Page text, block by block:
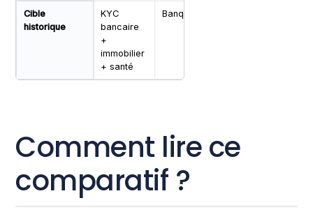
Cible
historique
KYC
bancaire
+
immobilier
+ santé
Banque DE
Comment lire ce
comparatif ?